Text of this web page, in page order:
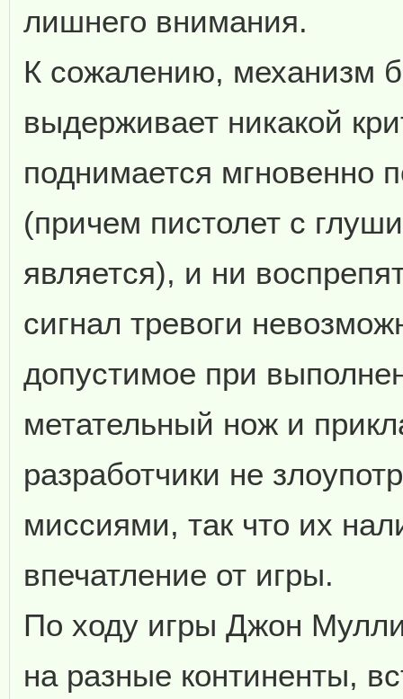
лишнего внимания.
К сожалению, механизм
выдерживает никакой
поднимается мгновенно
(причем пистолет с
является), и ни
сигнал тревоги
допустимое при
метательный нож и
разработчики не
миссиями, так что их
впечатление от игры.
По ходу игры Джон
на разные континенты,